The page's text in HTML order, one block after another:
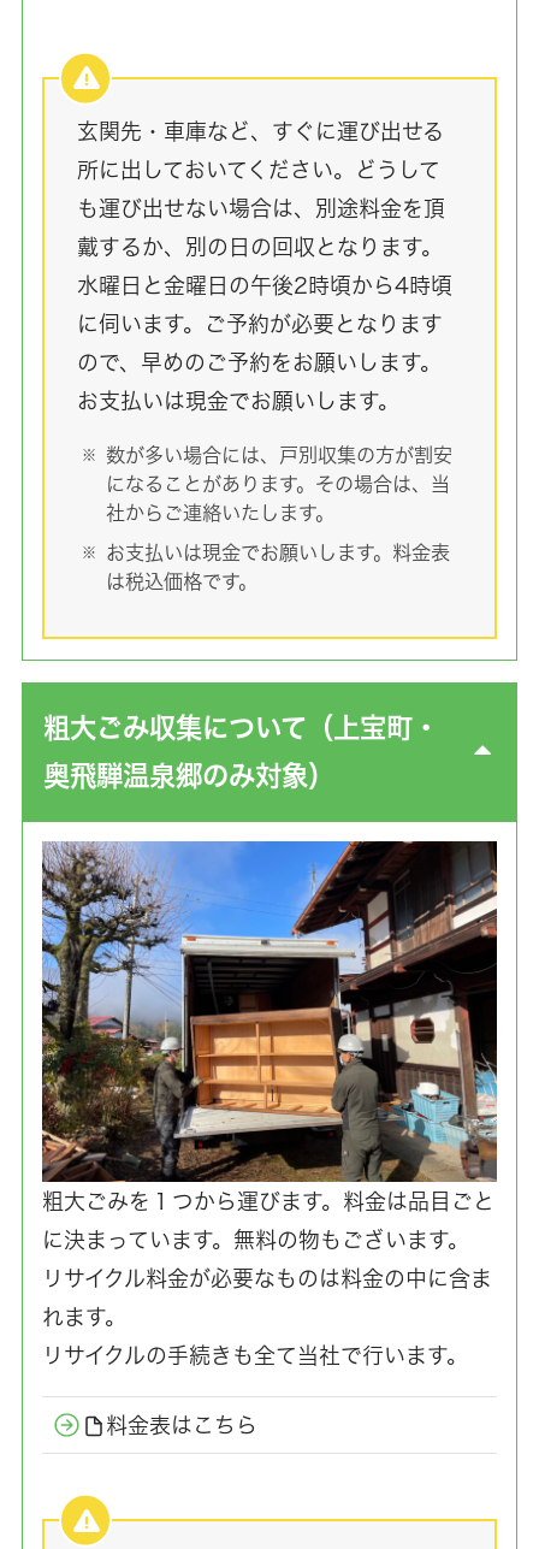
玄関先・車庫など、すぐに運び出せる
所に出しておいてください。どうして
も運び出せない場合は、別途料金を頂
戴するか、別の日の回収となります。
水曜日と金曜日の午後2時頃から4時頃
に伺います。ご予約が必要となります
ので、早めのご予約をお願いします。
お支払いは現金でお願いします。
数が多い場合には、戸別収集の方が割安
になることがあります。その場合は、当
社からご連絡いたします。
お支払いは現金でお願いします。料金表
は税込価格です。
粗大ごみ収集について（上宝町・
奥飛騨温泉郷のみ対象）
粗大ごみを１つから運びます。料金は品目ごと
に決まっています。無料の物もございます。
リサイクル料金が必要なものは料金の中に含ま
れます。
リサイクルの手続きも全て当社で行います。
料金表はこちら